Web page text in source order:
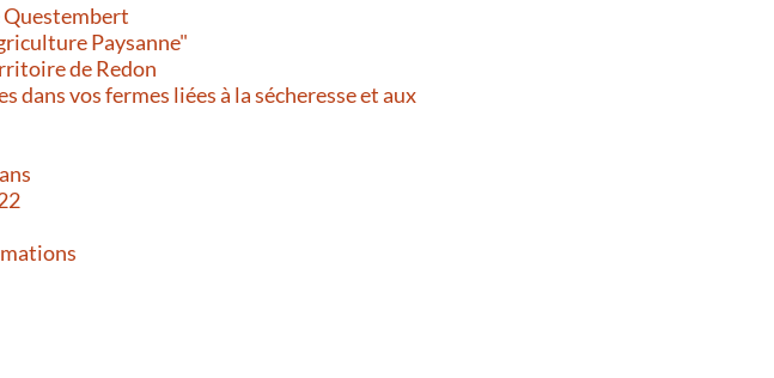
Questembert
Paysanne"
de Redon
dans vos fermes liées à la sécheresse et aux